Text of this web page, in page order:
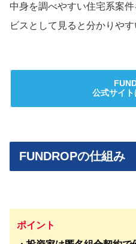
中身を調べやすい住宅系案
ビスとして見ると分かりやす
公式サイト
FUNDROPの仕組み
ポイント